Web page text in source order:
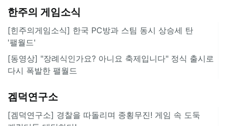
한주의 게임소식
[힌주의게임소식] 한국 PC방과 스팀 동시 상승세 탄
'팰월드'
[동영상] "장례식인가요? 아니요 축제입니다" 정식 출시로
다시 폭발한 팰월드
겜덕연구소
[겜덕연구소] 경찰을 따돌리며 종횡무진! 게임 속 도둑